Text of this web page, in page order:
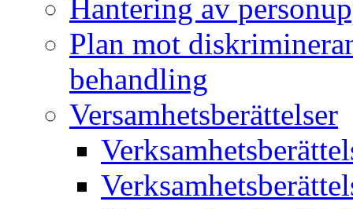
Hantering av
Plan mot
behandling
Versamhetsberättelser